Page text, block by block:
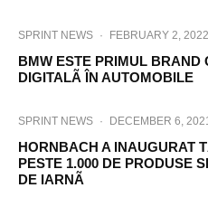
SPRINT NEWS · FEBRUARY 2, 2022
BMW ESTE PRIMUL BRAND
DIGITALÃ ÎN AUTOMOBILE
SPRINT NEWS · DECEMBER 6,
HORNBACH A INAUGURAT
PESTE 1.000 DE PRODUSE
DE IARNÃ